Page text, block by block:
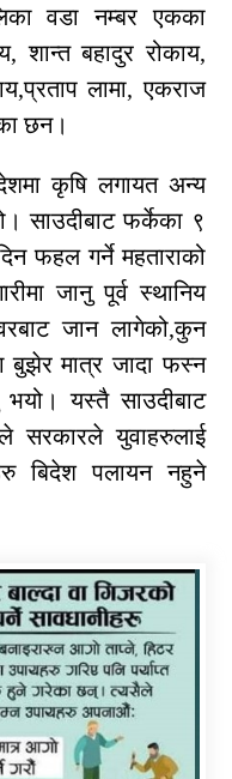
जुम्लाको सूचना
जुम्लाको सूचना
वडा नम्बर एकका
शान्त बहादुर रोकाय,
लामा, एकराज
छन।
कृषि लगायत अन्य
साउदीबाट फर्केका ९
फहल गर्ने महताराको
जानु पूर्व स्थानिय
जान लागेको,कुन
बुझेर मात्र जादा फस्न
यस्तै साउदीबाट
सरकारले युवाहरुलाई
बिदेश पलायन नहुने